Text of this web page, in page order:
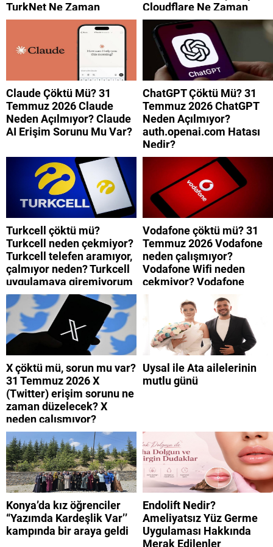
TurkNet Ne Zaman
Düzelecek?
Cloudflare Ne Zaman
Düzelecek?
Claude Çöktü Mü? 31
Temmuz 2026 Claude
Neden Açılmıyor? Claude
AI Erişim Sorunu Mu Var?
ChatGPT Çöktü Mü? 31
Temmuz 2026 ChatGPT
Neden Açılmıyor?
auth.openai.com Hatası
Nedir?
Turkcell çöktü mü?
Turkcell neden çekmiyor?
Turkcell telefen aramıyor,
çalmıyor neden? Turkcell
uygulamaya giremiyorum
neden? Turkcell internet
neden yavaş?
Vodafone çöktü mü? 31
Temmuz 2026 Vodafone
neden çalışmıyor?
Vodafone Wifi neden
çekmiyor? Vodafone
mobil uygulamaya neden
giremiyorum?
X çöktü mü, sorun mu var?
31 Temmuz 2026 X
(Twitter) erişim sorunu ne
zaman düzelecek? X
neden çalışmıyor?
Uysal ile Ata ailelerinin
mutlu günü
Konya’da kız öğrenciler
“Yazımda Kardeşlik Var’’
kampında bir araya geldi
Endolift Nedir?
Ameliyatsız Yüz Germe
Uygulaması Hakkında
Merak Edilenler